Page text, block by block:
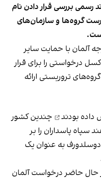
رسمی بررسی قرار دادن نام
گروه‌ها و سازمان‌های
آلمان با حمایت سایر
درخواستی را برای قرار
تروریستی ارائه
داده بودند
چندین کشور
سپاه پاسداران را بر
به عنوان یک
حال حاضر درخواست آلمان